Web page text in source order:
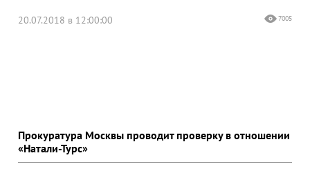
20.07.2018 в 12:00:00 7005
Прокуратура Москвы проводит проверку в отношении
«Натали-Турс»